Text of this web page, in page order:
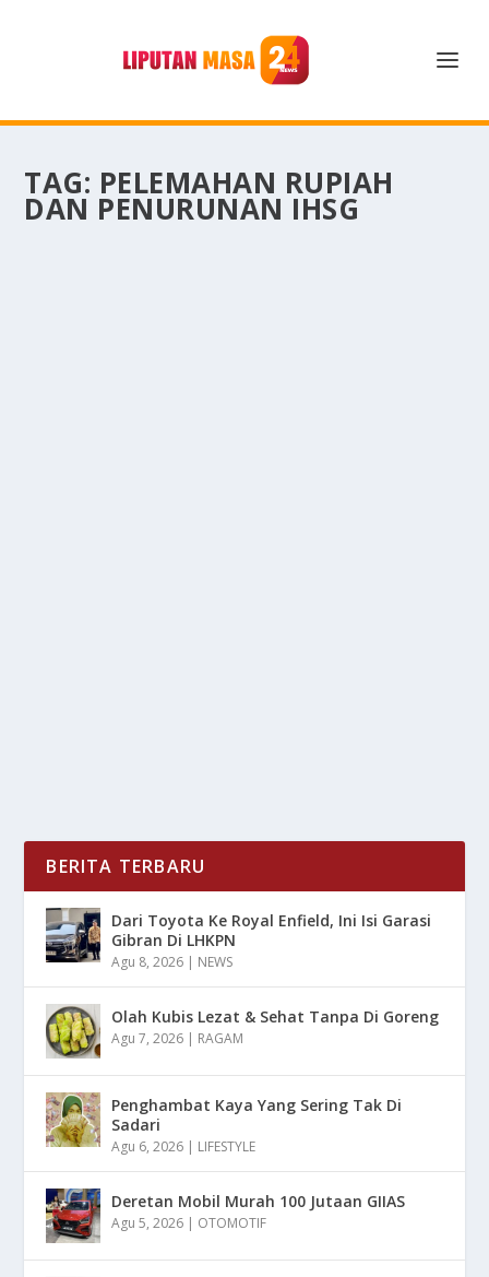
TAG: PELEMAHAN RUPIAH
DAN PENURUNAN IHSG
BERITA TERBARU
Dari Toyota Ke Royal Enfield, Ini Isi Garasi
Gibran Di LHKPN
Agu 8, 2026 | NEWS
Olah Kubis Lezat & Sehat Tanpa Di Goreng
Agu 7, 2026 | RAGAM
Penghambat Kaya Yang Sering Tak Di
Sadari
Agu 6, 2026 | LIFESTYLE
Deretan Mobil Murah 100 Jutaan GIIAS
Agu 5, 2026 | OTOMOTIF